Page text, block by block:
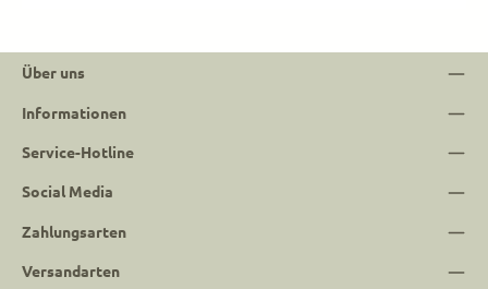
Über uns
Informationen
Service-Hotline
Social Media
Zahlungsarten
Versandarten